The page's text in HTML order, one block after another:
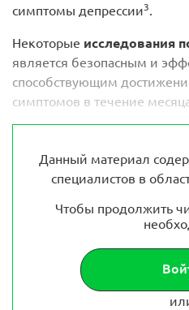
симптомы депрессии3.
Некоторые исследования
является безопасным и
способствующим
симптомов в течение
Данный материал
специалистов в
Чтобы продолжить